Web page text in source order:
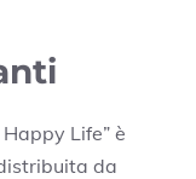
Life” è
da